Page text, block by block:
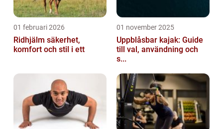
01 februari 2026
Ridhjälm säkerhet,
komfort och stil i ett
01 november 2025
Uppblåsbar kajak: Guide
till val, användning och
s...